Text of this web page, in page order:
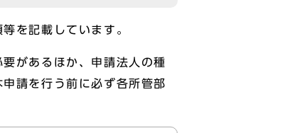
を記載しています。
があるほか、申請法人の種
請を行う前に必ず各所管部